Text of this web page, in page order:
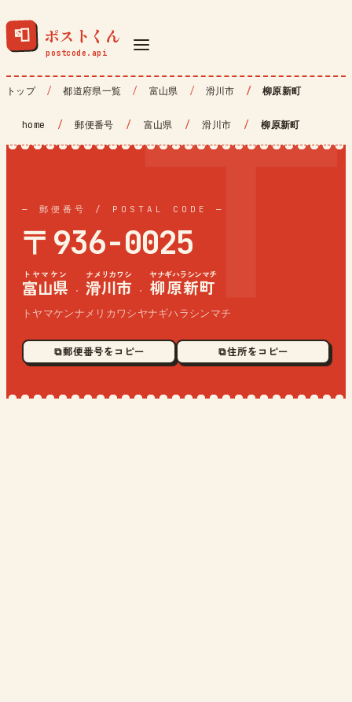
📮 ポストくん
トップ 都道府県一覧 富山県 滑川市 柳原新町
home / 郵便番号 / 富山県 / 滑川市 / 柳原新町
— 郵便番号 / POSTAL CODE —
〒936-0025
富山県
トヤマケン
· 滑川市
ナメリカワシ
· 柳原新町
ヤナギハラシンマチ
トヤマケンナメリカワシヤナギハラシンマチ
⧉ 郵便番号をコピー ⧉ 住所をコピー